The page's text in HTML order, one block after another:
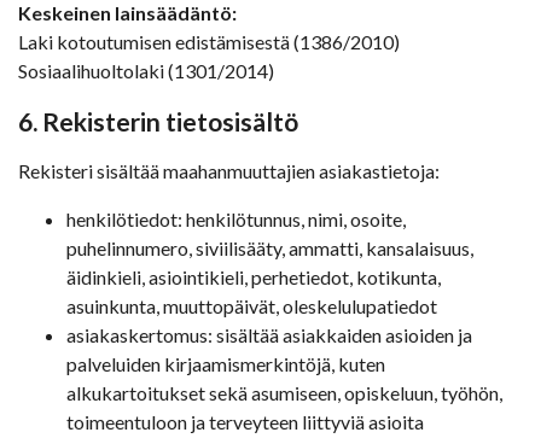
Keskeinen lainsäädäntö:
Laki kotoutumisen edistämisestä (1386/2010)
Sosiaalihuoltolaki (1301/2014)
6. Rekisterin tietosisältö
Rekisteri sisältää maahanmuuttajien asiakastietoja:
henkilötiedot: henkilötunnus, nimi, osoite,
puhelinnumero, siviilisääty, ammatti, kansalaisuus,
äidinkieli, asiointikieli, perhetiedot, kotikunta,
asuinkunta, muuttopäivät, oleskelulupatiedot
asiakaskertomus: sisältää asiakkaiden asioiden ja
palveluiden kirjaamismerkintöjä, kuten
alkukartoitukset sekä asumiseen, opiskeluun, työhön,
toimeentuloon ja terveyteen liittyviä asioita